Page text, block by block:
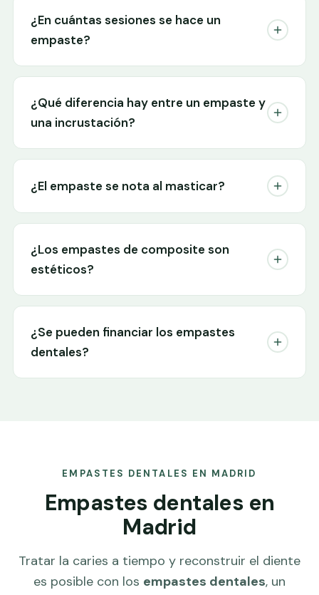
¿En cuántas sesiones se hace un
empaste?
¿Qué diferencia hay entre un empaste y
una incrustación?
¿El empaste se nota al masticar?
¿Los empastes de composite son
estéticos?
¿Se pueden financiar los empastes
dentales?
EMPASTES DENTALES EN MADRID
Empastes dentales en
Madrid
Tratar la caries a tiempo y reconstruir el diente
es posible con los empastes dentales, un